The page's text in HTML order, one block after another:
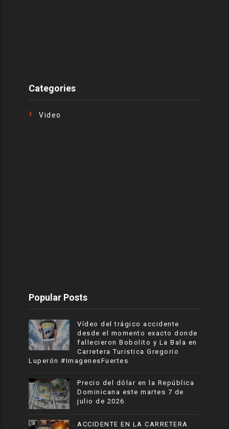
Categories
Video
Popular Posts
Vídeo del trágico accidente
desde el momento exacto donde
fallecieron Bobolito y La Bala en
Carretera Turistica Gregorio
Luperón #ImagenesFuertes
Precio del dólar en la República
Dominicana este martes 7 de
julio de 2026
ACCIDENTE EN LA CARRETERA